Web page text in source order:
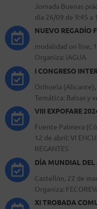
Jornada Buenas
día 26/09 de 9:45 a
NUEVO REGADÍO
modalidad on line,
Organiza: iAGUA
I CONGRESO
Orihuela (Alicante),
Temática: Balsas y
VIII EXPOFARE
Fuente Palmera
12 de abril: VI
REGANTES
DÍA MUNDIAL DEL
Castellón, 22 de
Organiza:
XI TROBADA